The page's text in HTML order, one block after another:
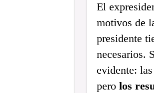
El
motivos de
presidente
necesarios.
evidente:
pero los